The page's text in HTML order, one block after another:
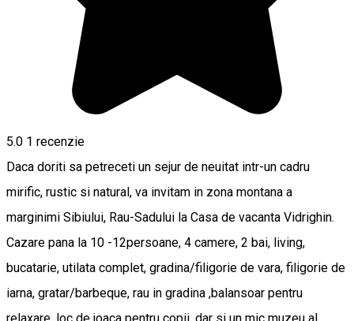
5.0 1 recenzie
Daca doriti sa petreceti un sejur de neuitat intr-un cadru
mirific, rustic si natural, va invitam in zona montana a
marginimi Sibiului, Rau-Sadului la Casa de vacanta Vidrighin.
Cazare pana la 10 -12persoane, 4 camere, 2 bai, living,
bucatarie, utilata complet, gradina/filigorie de vara, filigorie de
iarna, gratar/barbeque, rau in gradina ,balansoar pentru